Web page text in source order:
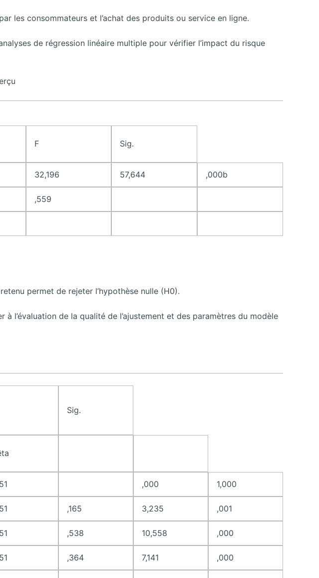
les consommateurs et l’achat des produits ou service en ligne.
de régression linéaire multiple pour vérifier l’impact du risque
F Sig.
32,196 57,644 ,000b
,559
permet de rejeter l’hypothèse nulle (H0).
l’évaluation de la qualité de l’ajustement et des paramètres du modèle
Sig.
,000 1,000
,165 3,235 ,001
,538 10,558 ,000
,364 7,141 ,000